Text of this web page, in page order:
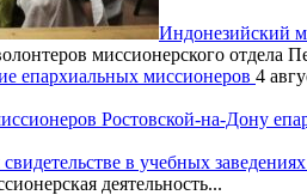
Индонезийский
миссионерского отдела
епархиальных миссионеров 4
Ростовской-на-Дону
в учебных
деятельность...